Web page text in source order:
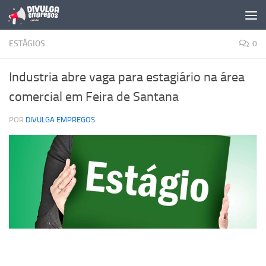
Skip to content
ESTÁGIOS 0
Industria abre vaga para estagiário na área
comercial em Feira de Santana
POR DIVULGA EMPREGOS